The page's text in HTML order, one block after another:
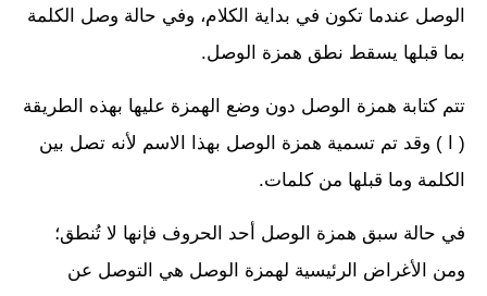
الوصل عندما تكون في بداية الكلام، وفي حالة وصل الكلمة
بما قبلها يسقط نطق همزة الوصل.
تتم كتابة همزة الوصل دون وضع الهمزة عليها بهذه الطريقة
( ا ) وقد تم تسمية همزة الوصل بهذا الاسم لأنه تصل بين
الكلمة وما قبلها من كلمات.
في حالة سبق همزة الوصل أحد الحروف فإنها لا تُنطق؛
ومن الأغراض الرئيسية لهمزة الوصل هي التوصل عن